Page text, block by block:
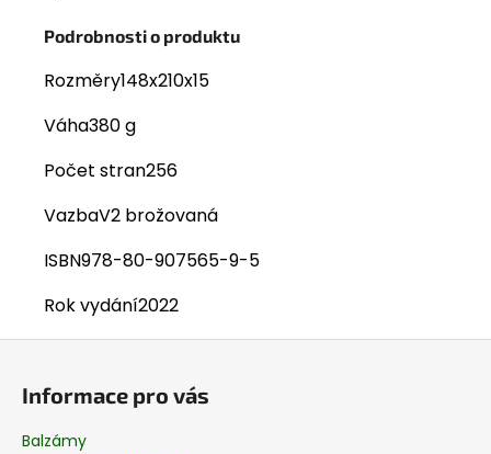
Podrobnosti o produktu
Rozměry148x210x15
Váha380 g
Počet stran256
VazbaV2 brožovaná
ISBN978-80-907565-9-5
Rok vydání2022
Informace pro vás
Balzámy